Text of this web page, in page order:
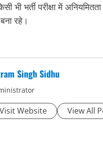
भी भर्ती परीक्षा में
रहे।
Singh Sidhu
Visit Website View All